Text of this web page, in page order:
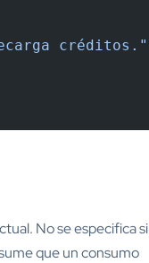
créditos."
No se especifica si
que un consumo